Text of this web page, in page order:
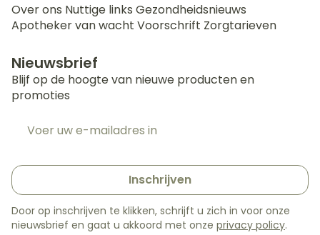
Over ons Nuttige links Gezondheidsnieuws
Apotheker van wacht Voorschrift Zorgtarieven
Nieuwsbrief
Blijf op de hoogte van nieuwe producten en
promoties
Inschrijven
Door op inschrijven te klikken, schrijft u zich in voor onze
nieuwsbrief en gaat u akkoord met onze privacy policy.